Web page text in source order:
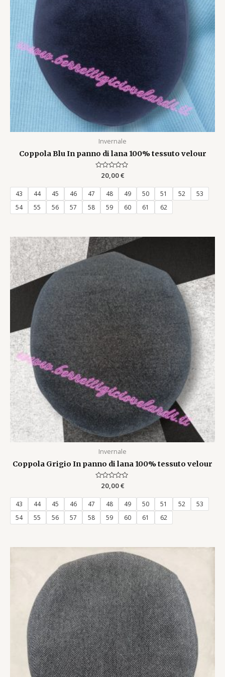
Invernale
Coppola Blu In panno di lana 100% tessuto velour
Rated
out
20,00€
43 44 45 46 47 48 49 50 51 52
53
54
55 56 57 58 59 60 61 62
Invernale
Coppola Grigio In panno di lana 100% tessuto velour
Rated
out
20,00€
43 44 45 46 47 48 49 50 51 52
53
54
55 56 57 58 59 60 61 62